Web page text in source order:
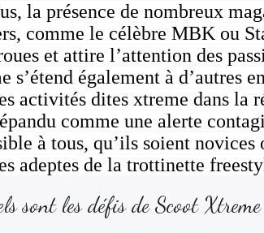
la présence de nombreux
comme le célèbre MBK ou
et attire l’attention des
s’étend également à d’autres
activités dites xtreme dans la
comme une alerte
à tous, qu’ils soient
adeptes de la trottinette
sont les défis de Scoot